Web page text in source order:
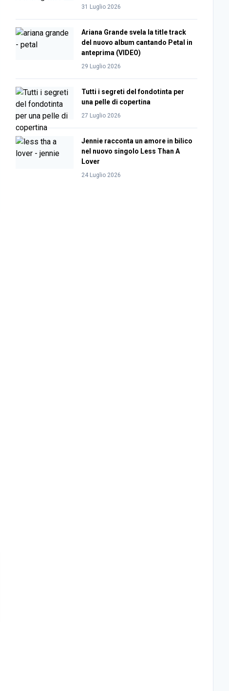
31 Luglio 2026
Ariana Grande svela la title track
del nuovo album cantando Petal in
anteprima (VIDEO)
29 Luglio 2026
Tutti i segreti del fondotinta per
una pelle di copertina
27 Luglio 2026
Jennie racconta un amore in bilico
nel nuovo singolo Less Than A
Lover
24 Luglio 2026